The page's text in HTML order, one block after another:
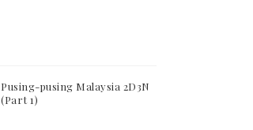
Pusing-pusing Malaysia 2D3N
(Part 1)